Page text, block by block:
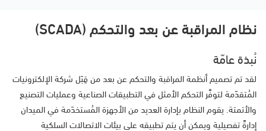
نظام المراقبة عن بعد والتحكم (SCADA)
نُبذة عامّة
لقد تم تصميم أنظمة المراقبة والتحكم عن بعد من قِبَل شركة الإلكترونيات
المُتقدّمة لتوفِّر التحكم الأمثل في التطبيقات الصناعية وعمليات التصنيع
والأتمتة. يقوم النظام بإدارة العديد من الأجهزة المُستخدَمة في الميدان
إدارةً تفصيلية ويمكن أن يتم تطبيقه على بيئات الاتصالات السلكية